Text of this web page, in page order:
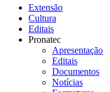
Extensão
Cultura
Editais
Pronatec
Apresentação
Editais
Documentos
Notícias